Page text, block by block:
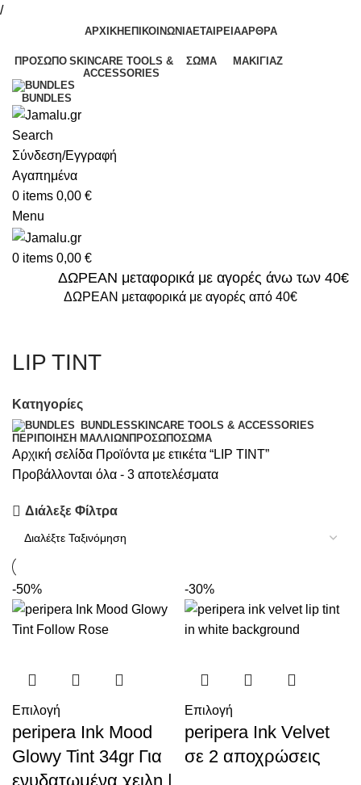
/
ΑΡΧΙΚΗ ΕΠΙΚΟΙΝΩΝΙΑΕΤΑΙΡΕΙΑΑΡΘΡΑ
ΠΡΌΣΩΠΟ SKINCARE TOOLS &
ACCESSORIES
ΣΏΜΑ ΜΑΚΙΓΙΆΖ
BUNDLES
Search
Σύνδεση/Εγγραφή
Αγαπημένα
0 items 0,00 €
Menu
0 items 0,00 €
ΔΩΡΕΑΝ μεταφορικά με αγορές άνω των 40€
ΔΩΡΕΑΝ μεταφορικά με αγορές από 40€
LIP TINT
Κατηγορίες
BUNDLESSKINCARE TOOLS & ACCESSORIES
ΠΕΡΙΠΟΊΗΣΗ ΜΑΛΛΙΏΝΠΡΌΣΩΠΟΣΏΜΑ
Αρχική σελίδα Προϊόντα με ετικέτα “LIP TINT”
Προβάλλονται όλα - 3 αποτελέσματα
Διάλεξε Φίλτρα
-50%
Επιλογή
peripera Ink Mood
Glowy Tint 34gr Για
ενυδατωμένα χειλη |
-30%
Επιλογή
peripera Ink Velvet
σε 2 αποχρώσεις